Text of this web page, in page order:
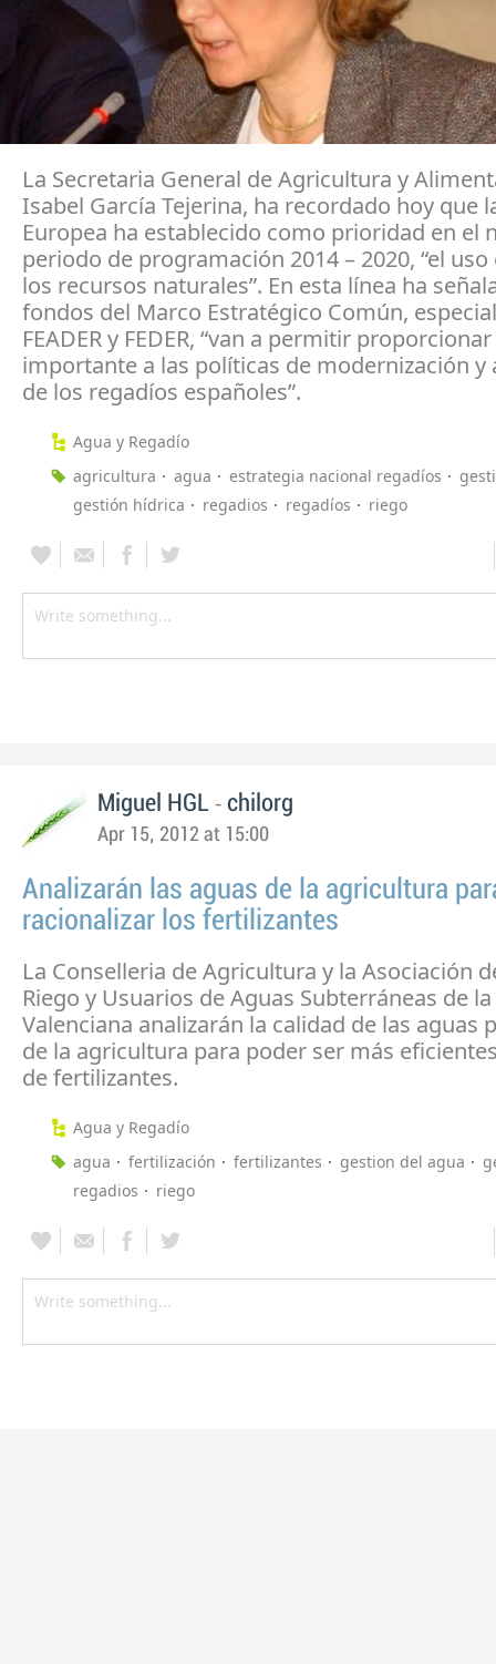
La Secretaria General de Agricultura y
Isabel García Tejerina, ha recordado hoy que
Europea ha establecido como prioridad en el
periodo de programación 2014 – 2020, “el
los recursos naturales”. En esta línea ha
fondos del Marco Estratégico Común,
FEADER y FEDER, “van a permitir
importante a las políticas de modernización y
de los regadíos españoles”.
Agua y Regadío
agricultura
agua estrategia nacional regadíos
gestión hídrica
regadios regadíos riego
Miguel HGL - chilorg
Apr 15, 2012 at 15:00
Analizarán las aguas de la agricultura
racionalizar los fertilizantes
La Conselleria de Agricultura y la Asociación
Riego y Usuarios de Aguas Subterráneas de
Valenciana analizarán la calidad de las aguas
de la agricultura para poder ser más
de fertilizantes.
Agua y Regadío
agua
fertilización fertilizantes gestion del agua
regadios
riego